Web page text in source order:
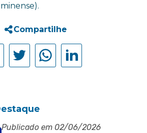
Compartilhe
Publicado em 02/06/2026